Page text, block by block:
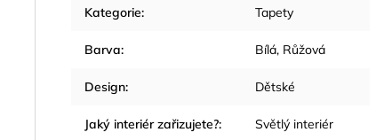
Kategorie: Tapety
Barva: Bílá, Růžová
Design: Dětské
Jaký interiér zařizujete?: Světlý interiér